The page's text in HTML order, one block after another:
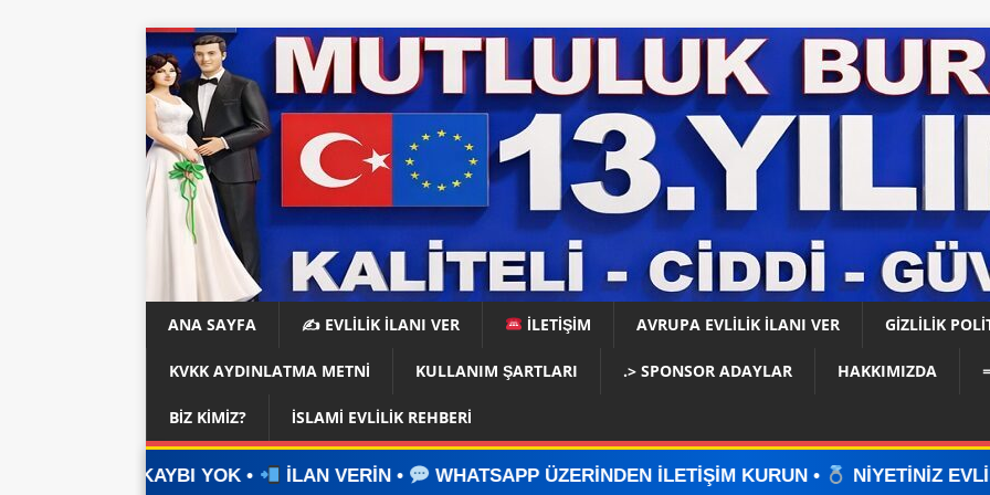
ANA SAYFA ✍️ EVLİLİK İLANI VER İLETİŞİM AVRUPA EVLİLİK İLANI VER GIZLILIK
KVKK AYDINLATMA METNI KULLANIM ŞARTLARI .> SPONSOR ADAYLAR HAKKIMIZDA
BIZ KIMIZ? İSLAMI EVLILIK REHBERI
İLAN VERİN • WHATSAPP ÜZERİNDEN İLETİŞİM KURUN • NİYETİNİZ EVLİLİKSE, DOĞRU